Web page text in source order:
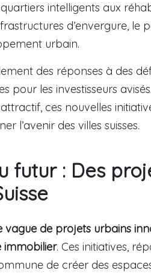
intelligents aux
d’envergure, le
urbain.
des réponses à des
pour les investisseurs
ces nouvelles
l’avenir des villes suisses.
futur : Des
vague de projets urbains
immobilier. Ces initiatives,
de créer des